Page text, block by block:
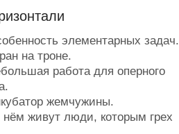
элементарных задач.
на троне.
работа для оперного
жемчужины.
нём живут люди, которым грех